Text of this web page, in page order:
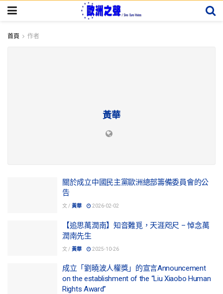
首頁 作者
黃華
關於成立中國民主黨歐洲總部籌備委員會的公
告
文 / 黃華 2026-02-02
【追思萬潤南】知音難覓，天涯咫尺 – 悼念萬
潤南先生
文 / 黃華 2025-10-26
成立「劉曉波人權獎」的宣言Announcement
on the establishment of the “Liu Xiaobo Human
Rights Award”